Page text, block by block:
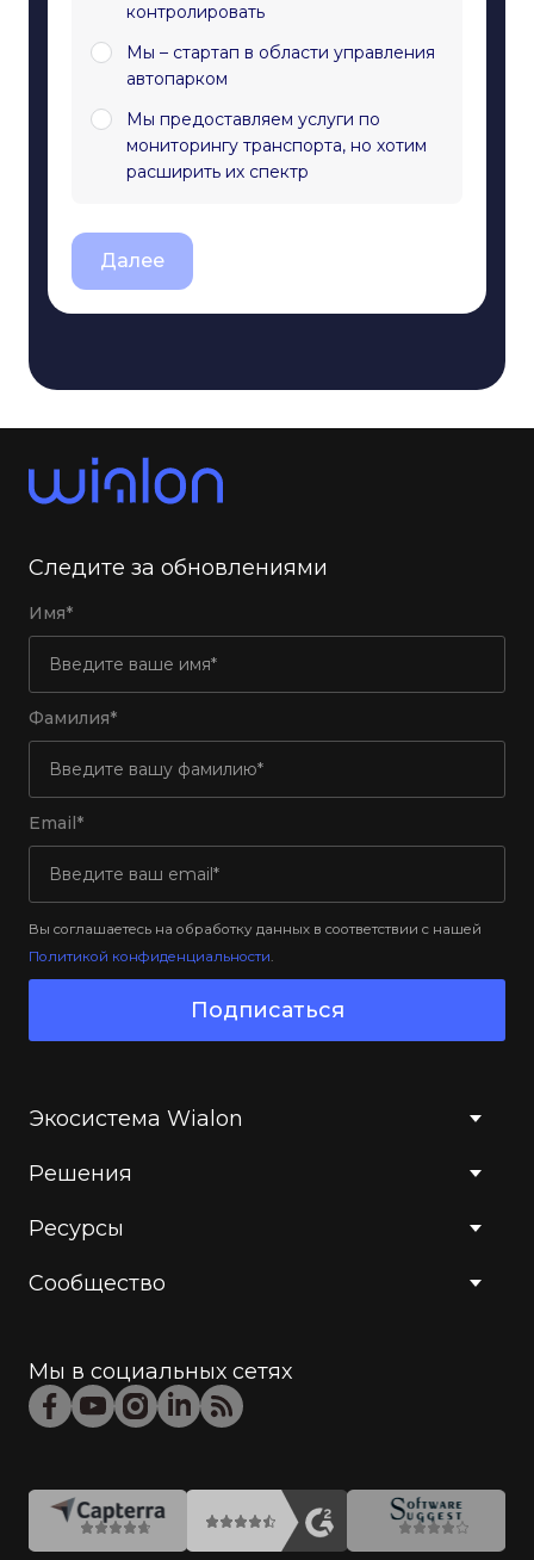
контролировать
Мы – стартап в области управления
автопарком
Мы предоставляем услуги по
мониторингу транспорта, но хотим
расширить их спектр
Далее
Следите за обновлениями
Имя*
Фамилия*
Email*
Вы соглашаетесь на обработку данных в соответствии с нашей
Политикой конфиденциальности.
Подписаться
Экосистема Wialon
Решения
Ресурсы
Сообщество
Мы в социальных сетях